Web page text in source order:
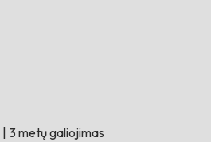
3 metų galiojimas